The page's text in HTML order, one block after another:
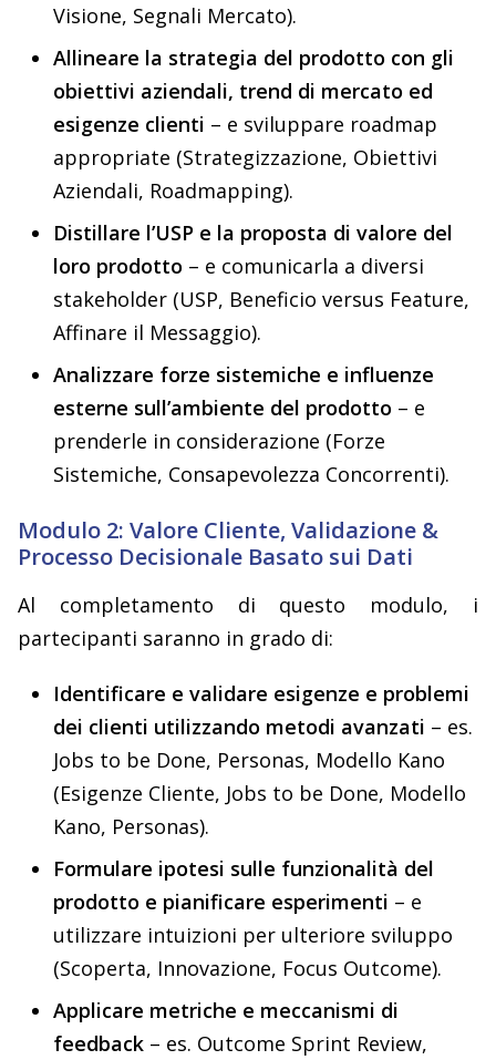
Visione, Segnali Mercato).
Allineare la strategia del prodotto con gli
obiettivi aziendali, trend di mercato ed
esigenze clienti – e sviluppare roadmap
appropriate (Strategizzazione, Obiettivi
Aziendali, Roadmapping).
Distillare l’USP e la proposta di valore del
loro prodotto – e comunicarla a diversi
stakeholder (USP, Beneficio versus Feature,
Affinare il Messaggio).
Analizzare forze sistemiche e influenze
esterne sull’ambiente del prodotto – e
prenderle in considerazione (Forze
Sistemiche, Consapevolezza Concorrenti).
Modulo 2: Valore Cliente, Validazione &
Processo Decisionale Basato sui Dati
Al completamento di questo modulo, i
partecipanti saranno in grado di:
Identificare e validare esigenze e problemi
dei clienti utilizzando metodi avanzati – es.
Jobs to be Done, Personas, Modello Kano
(Esigenze Cliente, Jobs to be Done, Modello
Kano, Personas).
Formulare ipotesi sulle funzionalità del
prodotto e pianificare esperimenti – e
utilizzare intuizioni per ulteriore sviluppo
(Scoperta, Innovazione, Focus Outcome).
Applicare metriche e meccanismi di
feedback – es. Outcome Sprint Review,